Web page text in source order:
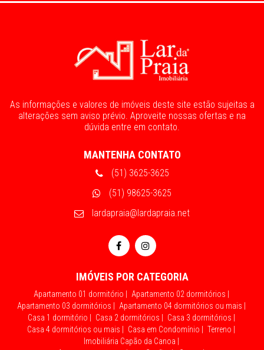
As informações e valores de imóveis deste site estão sujeitas a
alterações sem aviso prévio. Aproveite nossas ofertas e na
dúvida entre em contato.
MANTENHA CONTATO
(51) 3625-3625
(51) 98625-3625
lardapraia@lardapraia.net
IMÓVEIS POR CATEGORIA
Apartamento 01 dormitório |
Apartamento 02 dormitórios |
Apartamento 03 dormitórios |
Apartamento 04 dormitórios ou mais |
Casa 1 dormitório |
Casa 2 dormitórios |
Casa 3 dormitórios |
Casa 4 dormitórios ou mais |
Casa em Condomínio |
Terreno |
Imobiliária Capão da Canoa |